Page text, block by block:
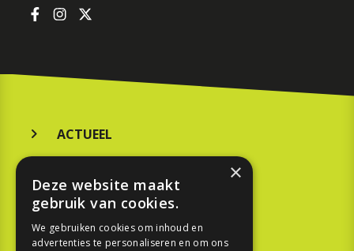
ACTUEEL
KOOPGIDS
TESTEN
×
Deze website maakt
gebruik van cookies.
We gebruiken cookies om inhoud en
advertenties te personaliseren en om ons